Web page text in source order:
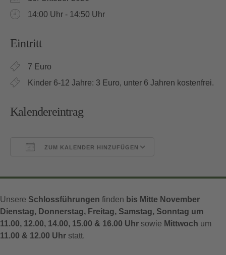
14:00 Uhr - 14:50 Uhr
Eintritt
7 Euro
Kinder 6-12 Jahre: 3 Euro, unter 6 Jahren kostenfrei.
Kalendereintrag
ZUM KALENDER HINZUFÜGEN
Unsere Schlossführungen finden bis Mitte November
Dienstag, Donnerstag, Freitag, Samstag, Sonntag um
11.00, 12.00, 14.00, 15.00 & 16.00 Uhr sowie Mittwoch um
11.00 & 12.00 Uhr statt.